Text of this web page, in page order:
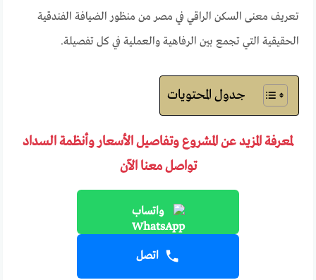
تعريف معنى السكن الراقي في مصر من منظور الضيافة الفندقية
الحقيقية التي تجمع بين الرفاهية والعملية في كل تفصيلة.
جدول المحتويات
لمعرفة المزيد عن المشروع وتفاصيل الأسعار وأنظمة السداد
تواصل معنا الآن
واتساب
اتصل